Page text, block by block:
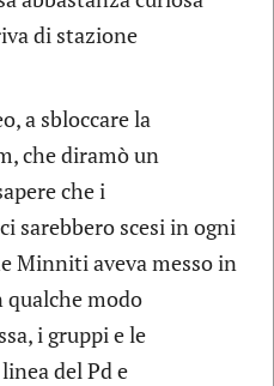
di stazione
a sbloccare la
che diramò un
che i
sarebbero scesi in ogni
Minniti aveva messo in
modo
i gruppi e le
del Pd e